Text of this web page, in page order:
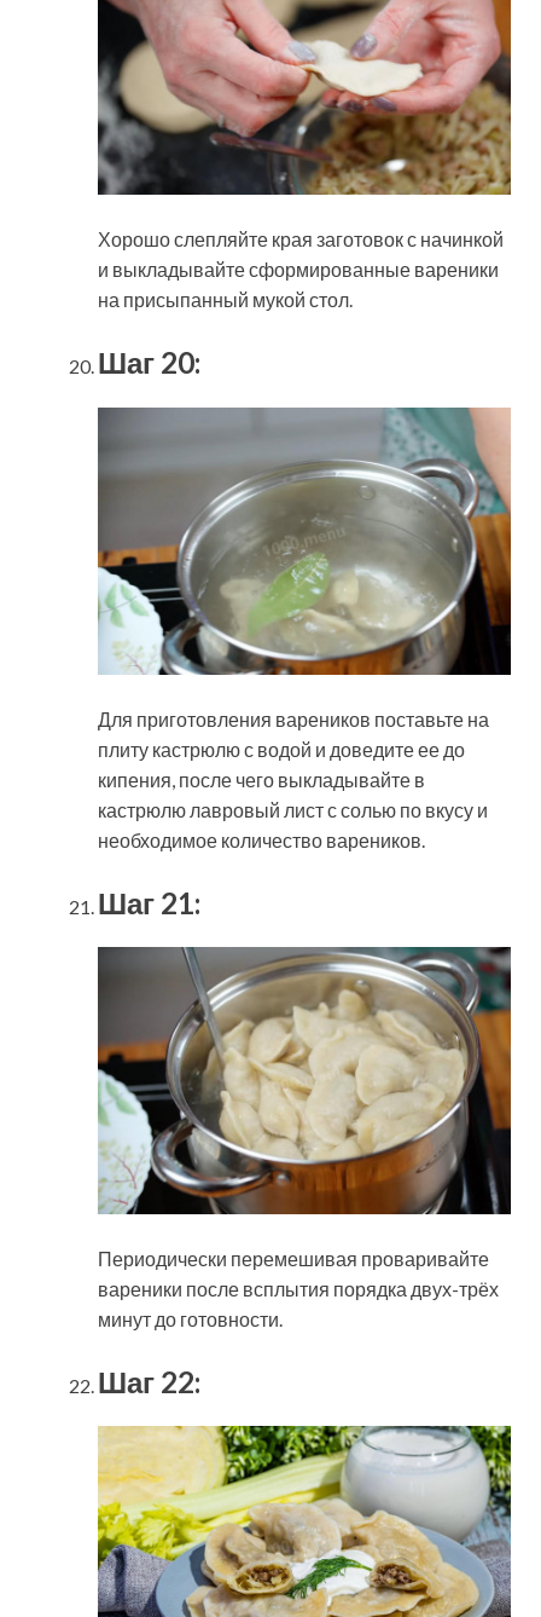
Хорошо слепляйте края заготовок с начинкой
и выкладывайте сформированные вареники
на присыпанный мукой стол.
Шаг 20:
Для приготовления вареников поставьте на
плиту кастрюлю с водой и доведите ее до
кипения, после чего выкладывайте в
кастрюлю лавровый лист с солью по вкусу и
необходимое количество вареников.
Шаг 21:
Периодически перемешивая проваривайте
вареники после всплытия порядка двух-трёх
минут до готовности.
Шаг 22: